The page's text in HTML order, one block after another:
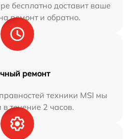
бесплатно доставит ваше
ремонт и обратно.
ремонт
техники MSI мы
в течение 2 часов.